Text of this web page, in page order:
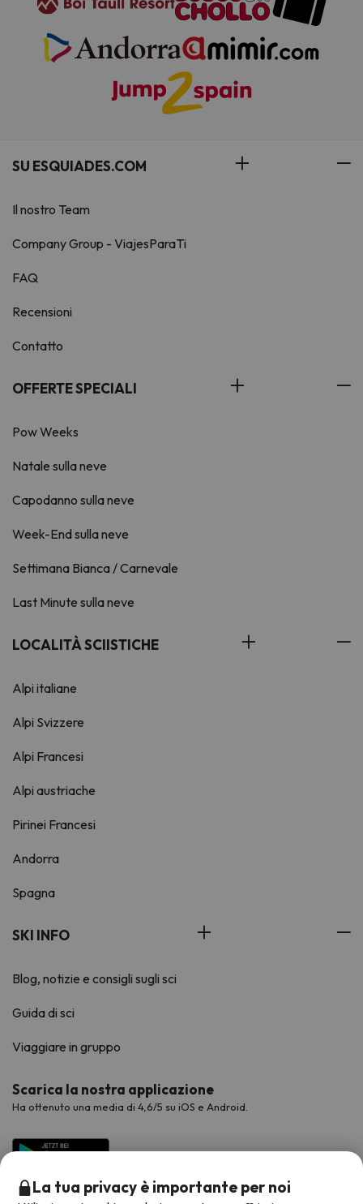
SU ESQUIADES.COM
Il nostro Team
Company Group - ViajesParaTi
FAQ
Recensioni
Contatto
OFFERTE SPECIALI
Pow Weeks
Natale sulla neve
Capodanno sulla neve
Week-End sulla neve
Settimana Bianca / Carnevale
Last Minute sulla neve
LOCALITÀ SCIISTICHE
Alpi italiane
Alpi Svizzere
Alpi Francesi
Alpi austriache
Pirinei Francesi
Andorra
Spagna
SKI INFO
Blog, notizie e consigli sugli sci
Guida di sci
Viaggiare in gruppo
Scarica la nostra applicazione
Ha ottenuto una media di 4,6/5 su iOS e Android.
La tua privacy è importante per noi